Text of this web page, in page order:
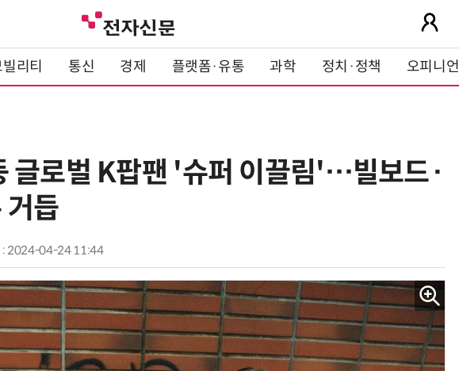
리티 통신 경제 플랫폼·유통 과학 정치·정책 오피니언
글로벌 K팝팬 '슈퍼 이끌림'…빌보드·
거듭
: 2024-04-24 11:44